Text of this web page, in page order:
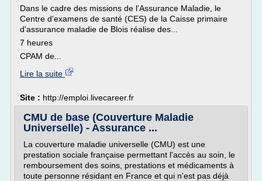
Dans le cadre des missions de l'Assurance Maladie, le
Centre d'examens de santé (CES) de la Caisse primaire
d'assurance maladie de Blois réalise des...
7 heures
CPAM de...
Lire la suite
Site : http://emploi.livecareer.fr
CMU de base (Couverture Maladie
Universelle) - Assurance ...
La couverture maladie universelle (CMU) est une
prestation sociale française permettant l'accès au soin, le
remboursement des soins, prestations et médicaments à
toute personne résidant en France et qui n'est pas déjà